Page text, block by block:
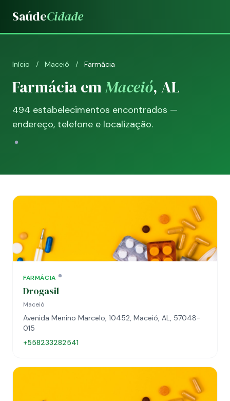
SaúdeCidade
Início / Maceió / Farmácia
Farmácia emMaceió, AL
494 estabelecimentos encontrados —
endereço, telefone e localização.
FARMÁCIA
Drogasil
Maceió
Avenida Menino Marcelo, 10452, Maceió, AL, 57048-
015
+558233282541